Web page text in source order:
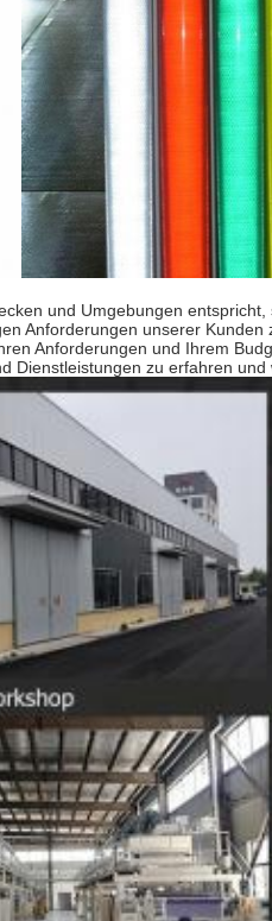
und Umgebungen
Anforderungen unserer
Anforderungen und Ihrem
zu erfahren